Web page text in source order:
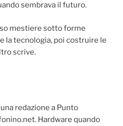
sembrava il futuro.
mestiere sotto forme
la tecnologia, poi costruire le
scrive.
redazione a Punto
Hardware quando